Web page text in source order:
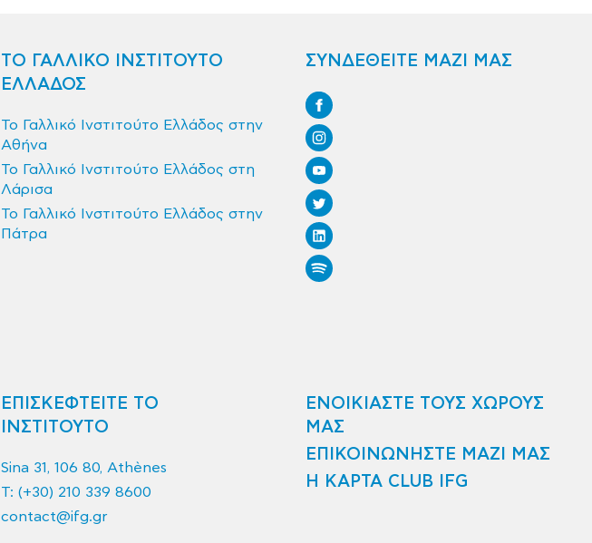
ΤΟ ΓΑΛΛΙΚΟ ΙΝΣΤΙΤΟΥΤΟ
ΕΛΛΑΔΟΣ
Το Γαλλικό Ινστιτούτο Ελλάδος στην
Αθήνα
Το Γαλλικό Ινστιτούτο Ελλάδος στη
Λάρισα
Το Γαλλικό Ινστιτούτο Ελλάδος στην
Πάτρα
ΣΥΝΔΕΘΕΙΤΕ ΜΑΖΙ ΜΑΣ
ΕΠΙΣΚΕΦΤΕΙΤΕ ΤΟ
ΙΝΣΤΙΤΟΥΤΟ
Sina 31, 106 80, Athènes
T: (+30) 210 339 8600
contact@ifg.gr
ΕΝΟΙΚΙΑΣΤΕ ΤΟΥΣ ΧΩΡΟΥΣ
ΜΑΣ
ΕΠΙΚΟΙΝΩΝΗΣΤΕ ΜΑΖΙ ΜΑΣ
Η ΚΑΡΤΑ CLUB IFG